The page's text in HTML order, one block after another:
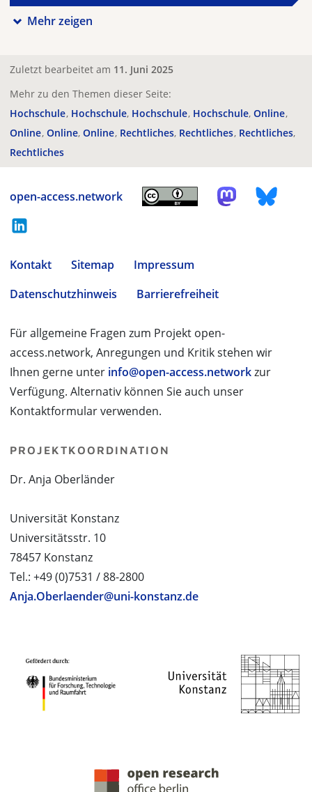
Mehr zeigen
Zuletzt bearbeitet am 11. Juni 2025
Mehr zu den Themen dieser Seite:
Hochschule Hochschule Hochschule Hochschule Online
Online Online Online Rechtliches Rechtliches Rechtliches
Rechtliches
open-access.network
Kontakt Sitemap
Impressum
Datenschutzhinweis
Barrierefreiheit
Für allgemeine Fragen zum Projekt open-
access.network, Anregungen und Kritik stehen wir
Ihnen gerne unter info@open-access.networkzur
Verfügung. Alternativ können Sie auch unser
Kontaktformular verwenden.
PROJEKTKOORDINATION
Dr. Anja Oberländer
Universität Konstanz
Universitätsstr. 10
78457 Konstanz
Tel.: +49 (0)7531 / 88-2800
Anja.Oberlaender@uni-konstanz.de